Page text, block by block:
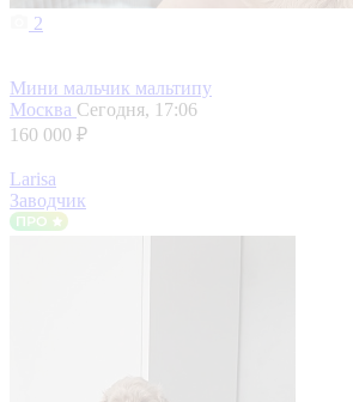
2
Мини мальчик мальтипу
Москва Сегодня, 17:06
160 000 ₽
Larisa
Заводчик